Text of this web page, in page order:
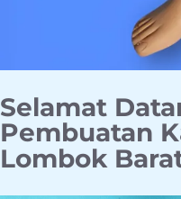
Selamat
Pembuatan
Lombok